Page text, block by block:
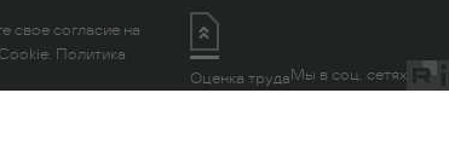
свое согласие на
Политика
Оценка трудаМы в соц. сетях